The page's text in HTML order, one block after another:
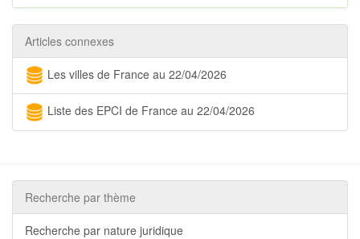
Articles connexes
Les villes de France au 22/04/2026
Liste des EPCI de France au 22/04/2026
Recherche par thème
Recherche par nature juridique